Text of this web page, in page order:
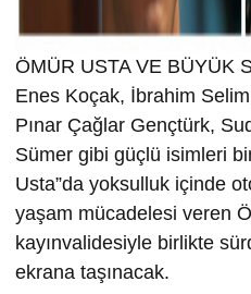
ÖMÜR USTA VE BÜYÜK
Enes Koçak, İbrahim
Pınar Çağlar Gençtürk,
Sümer gibi güçlü isimleri
Usta”da yoksulluk içinde
yaşam mücadelesi veren
kayınvalidesiyle birlikte
ekrana taşınacak.